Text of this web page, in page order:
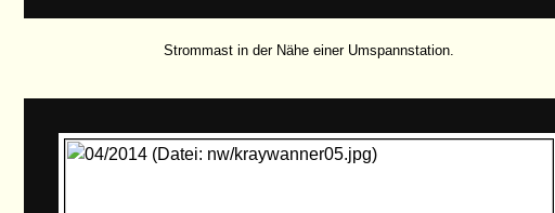
Strommast in der Nähe einer Umspannstation.